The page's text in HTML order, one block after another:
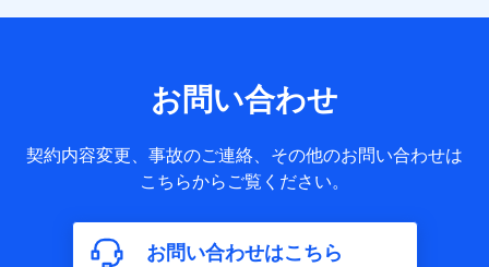
送信履歴などの情報）が含まれます。
約に関する情報。例として、保険契約者及び被保険者の氏
名、住所、生年月日、性別、保険契約者と被保険者の関係、
保険加入の目的、保険商品の内容、保険料、保険料のお支払
年数などの情報、ペットの種類や年齢などの情報などが含ま
れます。
お問い合わせ
契約内容変更、事故のご連絡、その他のお問い合わせは
こちらからご覧ください。
お問い合わせはこちら